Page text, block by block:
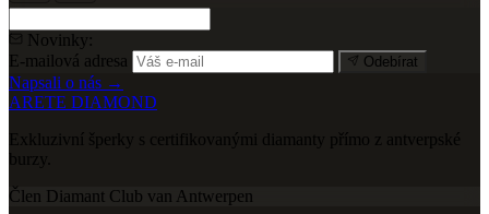
Novinky:
E-mailová adresa
Odebírat
Napsali o nás →
ARETE DIAMOND
Exkluzivní šperky s certifikovanými diamanty přímo z antverpské
burzy.
Člen Diamant Club van Antwerpen